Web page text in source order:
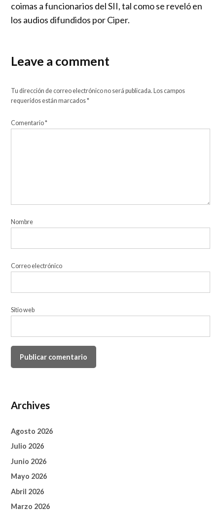
coimas a funcionarios del SII, tal como se reveló en
los audios difundidos por Ciper.
Leave a comment
Tu dirección de correo electrónico no será publicada. Los campos
requeridos están marcados*
Comentario*
Nombre
Correo electrónico
Sitio web
Archives
Agosto 2026
Julio 2026
Junio 2026
Mayo 2026
Abril 2026
Marzo 2026